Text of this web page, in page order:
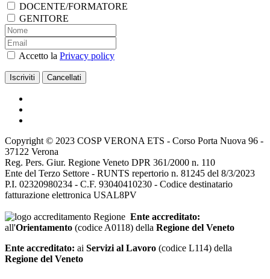
DOCENTE/FORMATORE
GENITORE
Accetto la Privacy policy
Copyright © 2023 COSP VERONA ETS - Corso Porta Nuova 96 -
37122 Verona
Reg. Pers. Giur. Regione Veneto DPR 361/2000 n. 110
Ente del Terzo Settore - RUNTS repertorio n. 81245 del 8/3/2023
P.I. 02320980234 - C.F. 93040410230 - Codice destinatario
fatturazione elettronica USAL8PV
Ente accreditato:
all'Orientamento (codice A0118) della Regione del Veneto
Ente accreditato: ai Servizi al Lavoro (codice L114) della
Regione del Veneto